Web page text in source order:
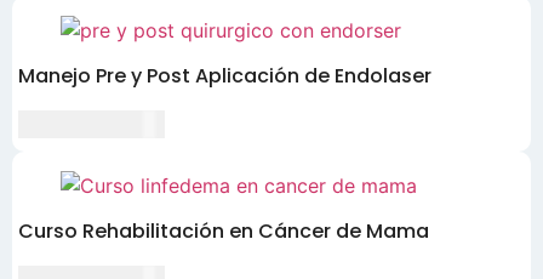
Manejo Pre y Post Aplicación de Endolaser
Curso Rehabilitación en Cáncer de Mama